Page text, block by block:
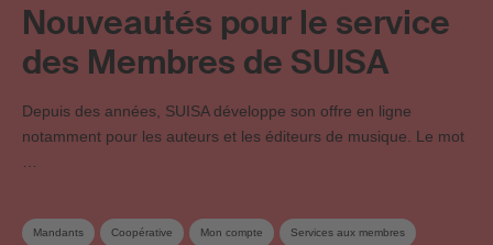
Nouveautés pour le service
des Membres de SUISA
Depuis des années, SUISA développe son offre en ligne
notamment pour les auteurs et les éditeurs de musique. Le mot
…
Mandants Coopérative Mon compte Services aux membres